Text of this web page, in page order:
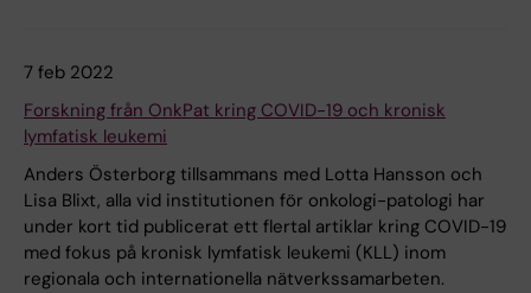
7 feb 2022
Forskning från OnkPat kring COVID-19 och kronisk
lymfatisk leukemi
Anders Österborg tillsammans med Lotta Hansson och
Lisa Blixt, alla vid institutionen för onkologi-patologi har
under kort tid publicerat ett flertal artiklar kring COVID-19
med fokus på kronisk lymfatisk leukemi (KLL) inom
regionala och internationella nätverkssamarbeten.